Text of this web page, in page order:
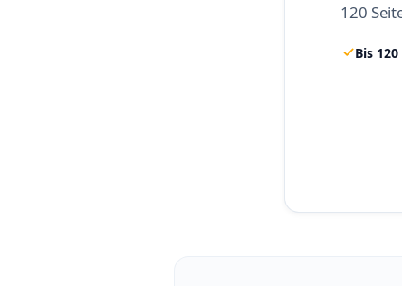
120
Bis